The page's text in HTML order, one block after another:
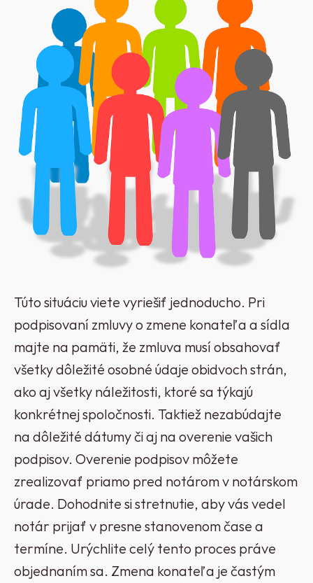
Túto situáciu viete vyriešiť jednoducho. Pri
podpisovaní zmluvy o zmene konateľa a sídla
majte na pamäti, že zmluva musí obsahovať
všetky dôležité osobné údaje obidvoch strán,
ako aj všetky náležitosti, ktoré sa týkajú
konkrétnej spoločnosti. Taktiež nezabúdajte
na dôležité dátumy či aj na overenie vašich
podpisov. Overenie podpisov môžete
zrealizovať priamo pred notárom v notárskom
úrade. Dohodnite si stretnutie, aby vás vedel
notár prijať v presne stanovenom čase a
termíne. Urýchlite celý tento proces práve
objednaním sa. Zmena konateľa je častým